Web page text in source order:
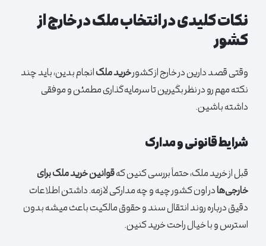
نکات کلیدی در انتخاب ملک در خارج از
کشور
وقتی قصد دارین در خارج از کشورخرید ملکانجام بدین، باید چند
نکته مهم رو در نظر بگیرین تا سرمایه‌گذاری مطمئن و موفقی
داشته باشین.
شرایط قانونی و مدارک
قبل از خرید ملک، حتماً بررسی کنین کهقوانین خرید ملک برای
خارجی‌هادر اون کشور چیه و چه مدارکی لازمه. داشتن اطلاعات
دقیق درباره روند انتقال سند و حقوق مالکیت باعث میشه بدون
استرس و با خیال راحت خرید کنین.